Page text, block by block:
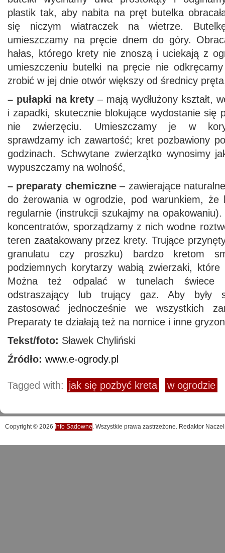
plastik tak, aby nabita na pręt butelka
się niczym wiatraczek na wietrze.
umieszczamy na pręcie dnem do góry.
hałas, którego krety nie znoszą i uciekają z
umieszczeniu butelki na pręcie nie
zrobić w jej dnie otwór większy od średnicy
– pułapki na krety – mają wydłużony kształt,
i zapadki, skutecznie blokujące wydostanie się
nie zwierzęciu. Umieszczamy je w
sprawdzamy ich zawartość; kret pozbawiony
godzinach. Schwytane zwierzątko wynosimy
wypuszczamy na wolność,
– preparaty chemiczne – zawierające
do żerowania w ogrodzie, pod warunkiem, że
regularnie (instrukcji szukajmy na
koncentratów, sporządzamy z nich wodne
teren zaatakowany przez krety. Trujące
granulatu czy proszku) bardzo kretom
podziemnych korytarzy wabią zwierzaki,
Można też odpalać w tunelach świece
odstraszający lub trujący gaz. Aby były
zastosować jednocześnie we wszystkich
Preparaty te działają też na nornice i inne
Tekst/foto: Sławek Chyliński
Źródło: www.e-ogrody.pl
Tagged with: jak się pozbyć kreta w ogrodzie
Copyright © 2026 Info Sadowne. Wszystkie prawa zastrzeżone. Redaktor